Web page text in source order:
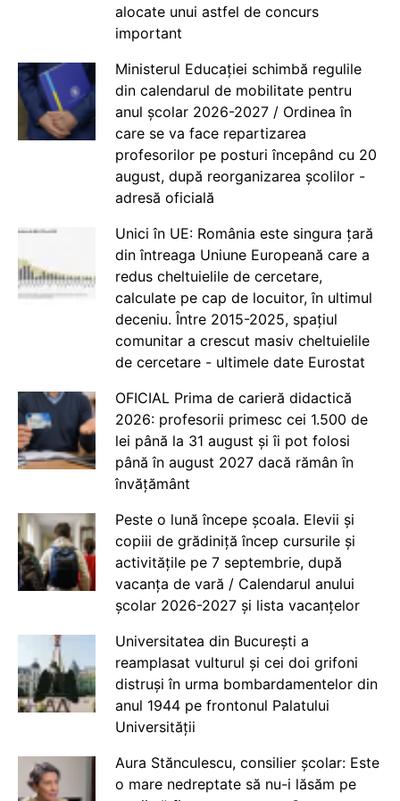
alocate unui astfel de concurs
important
Ministerul Educației schimbă regulile
din calendarul de mobilitate pentru
anul școlar 2026-2027 / Ordinea în
care se va face repartizarea
profesorilor pe posturi începând cu 20
august, după reorganizarea școlilor -
adresă oficială
Unici în UE: România este singura țară
din întreaga Uniune Europeană care a
redus cheltuielile de cercetare,
calculate pe cap de locuitor, în ultimul
deceniu. Între 2015-2025, spațiul
comunitar a crescut masiv cheltuielile
de cercetare - ultimele date Eurostat
OFICIAL Prima de carieră didactică
2026: profesorii primesc cei 1.500 de
lei până la 31 august și îi pot folosi
până în august 2027 dacă rămân în
învățământ
Peste o lună începe școala. Elevii și
copiii de grădiniță încep cursurile și
activitățile pe 7 septembrie, după
vacanța de vară / Calendarul anului
școlar 2026-2027 și lista vacanțelor
Universitatea din București a
reamplasat vulturul și cei doi grifoni
distruși în urma bombardamentelor din
anul 1944 pe frontonul Palatului
Universității
Aura Stănculescu, consilier școlar: Este
o mare nedreptate să nu-i lăsăm pe